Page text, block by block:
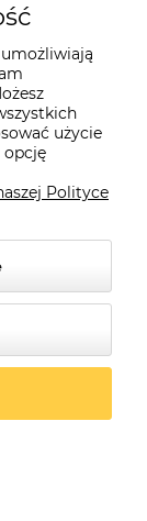
Świebodzin |
zastrzeżone.
użycie
opcję
Polityce